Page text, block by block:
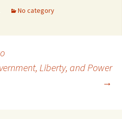
No category
Liberty, and Power
→